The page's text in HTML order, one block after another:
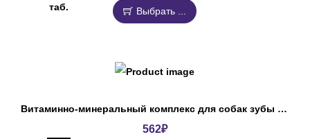
таб.
Выбрать ...
Витаминно-минеральный комплекс для собак зубы и кости Юнитабс
562₽